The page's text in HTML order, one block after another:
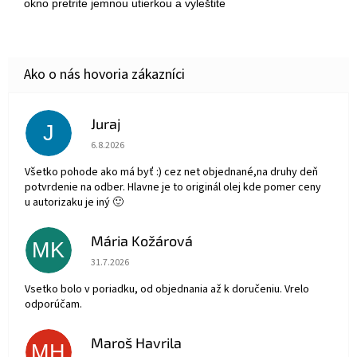
okno pretrite jemnou utierkou a vyleštite
J Juraj
Hodnotenie obchodu je 5 z 5 hviezdičiek.
6.8.2026
Všetko pohode ako má byť :) cez net objednané,na druhy deň
potvrdenie na odber. Hlavne je to originál olej kde pomer ceny
u autorizaku je iný 🙂
MK Mária Kožárová
Hodnotenie obchodu je 5 z 5 hviezdičiek.
31.7.2026
Vsetko bolo v poriadku, od objednania až k doručeniu. Vrelo
odporúčam.
Maroš Havrila